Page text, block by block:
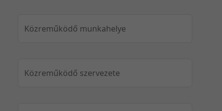
Közreműködő munkahelye
Közreműködő szervezete